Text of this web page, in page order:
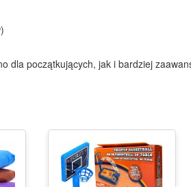
dla początkujących, jak i bardziej